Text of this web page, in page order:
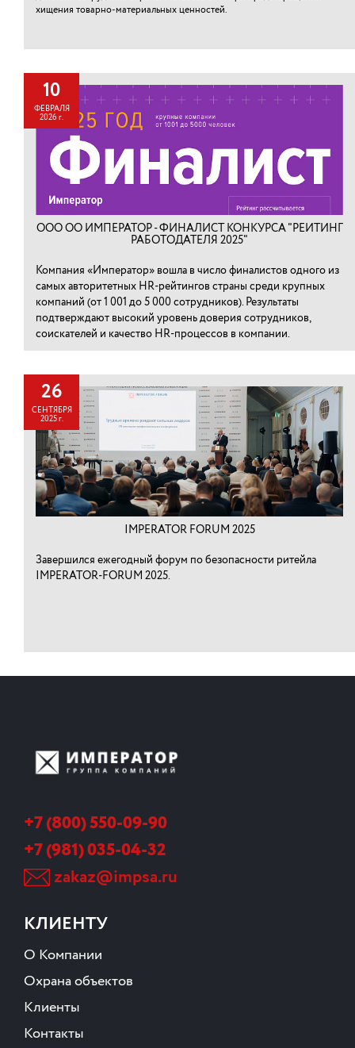
хищения товарно-материальных ценностей.⁠
10
ФЕВРАЛЯ
2026 г.
ООО ОО ИМПЕРАТОР - ФИНАЛИСТ КОНКУРСА "РЕЙТИНГ
РАБОТОДАТЕЛЯ 2025"
Компания «Император» вошла в число финалистов одного из
самых авторитетных HR-рейтингов страны среди крупных
компаний (от 1 001 до 5 000 сотрудников). Результаты
подтверждают высокий уровень доверия сотрудников,
соискателей и качество HR-процессов в компании.
26
СЕНТЯБРЯ
2025 г.
IMPERATOR FORUM 2025
Завершился ежегодный форум по безопасности ритейла
IMPERATOR-FORUM 2025.
+7 (800) 550-09-90
+7 (981) 035-04-32
zakaz@impsa.ru
КЛИЕНТУ
О Компании
Охрана объектов
Клиенты
Контакты